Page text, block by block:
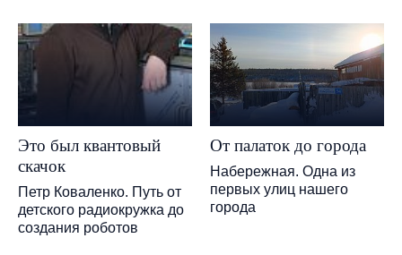
Это был квантовый
скачок
Петр Коваленко. Путь от
детского радиокружка до
создания роботов
От палаток до города
Набережная. Одна из
первых улиц нашего
города